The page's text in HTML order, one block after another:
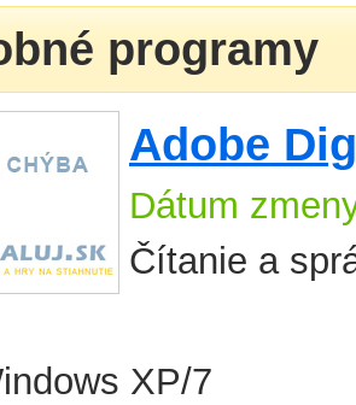
programy
Adobe
Dátum
Čítanie a
XP/7